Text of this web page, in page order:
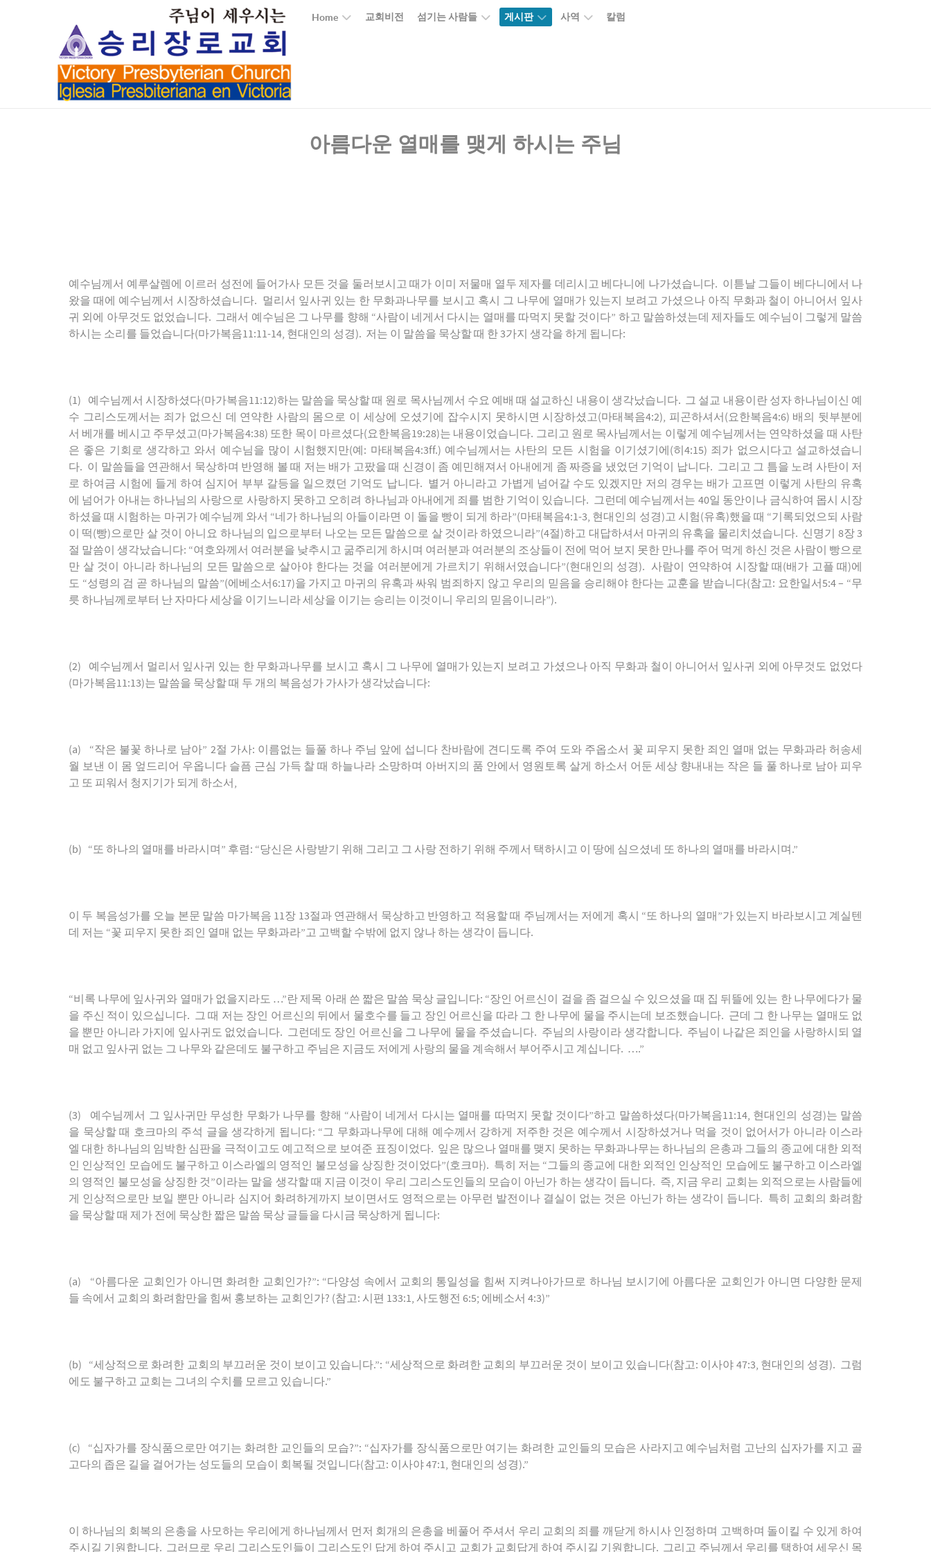
Home 교회비전 섬기는 사람들 게시판 사역 칼럼
아름다운 열매를 맺게 하시는 주님
예수님께서 예루살렘에 이르러 성전에 들어가사 모든 것을 둘러보시고 때가 이미 저물매 열두 제자를 데리시고 베다니에 나가셨습니다. 이튿날 그들이 베다니에서 나
왔을 때에 예수님께서 시장하셨습니다. 멀리서 잎사귀 있는 한 무화과나무를 보시고 혹시 그 나무에 열매가 있는지 보려고 가셨으나 아직 무화과 철이 아니어서 잎사
귀 외에 아무것도 없었습니다. 그래서 예수님은 그 나무를 향해 “사람이 네게서 다시는 열매를 따먹지 못할 것이다” 하고 말씀하셨는데 제자들도 예수님이 그렇게 말씀
하시는 소리를 들었습니다(마가복음11:11-14, 현대인의 성경). 저는 이 말씀을 묵상할때 한3가지 생각을 하게 됩니다:
(1) 예수님께서 시장하셨다(마가복음11:12)하는 말씀을 묵상할때 원로 목사님께서 수요 예배 때 설교하신 내용이 생각났습니다. 그 설교 내용이란 성자하나님이신 예
수 그리스도께서는 죄가 없으신 데 연약한 사람의 몸으로 이 세상에 오셨기에 잡수시지 못하시면 시장하셨고(마태복음4:2), 피곤하셔서 (요한복음4:6) 배의 뒷부분에
서 베개를 베시고 주무셨고(마가복음4:38) 또한 목이 마르셨다(요한복음19:28)는 내용이었습니다. 그리고 원로 목사님께서는 이렇게 예수님께서는 연약하셨을 때 사탄
은 좋은 기회로 생각하고 와서 예수님을 많이 시험했지만(예 : 마태복음4:3ff.) 예수님께서는 사탄의 모든 시험을 이기셨기에 (히4:15) 죄가 없으시다고 설교하셨습니
다. 이 말씀들을 연관해서 묵상하며 반영해 볼 때 저는 배가 고팠을 때 신경이 좀 예민해져서 아내에게 좀 짜증을 냈었던 기억이 납니다. 그리고 그 틈을 노려 사탄이
저
로 하여금 시험에 들게 하여 심지어 부부 갈등을 일으켰던 기억도 납니다. 별거 아니라고 가볍게 넘어갈 수도 있겠지만 저의 경우는 배가 고프면 이렇게 사탄의 유혹
에 넘어가 아내는 하나님의 사랑으로 사랑하지 못하고 오히려 하나님과 아내에게 죄를 범한 기억이 있습니다. 그런데 예수님께서는 40일 동안이나 금식하여 몹시 시장
하셨을 때 시험하는 마귀가 예수님께 와서 “네가하나님의 아들이라면 이 돌을 빵이 되게 하라”(마태복음4:1-3, 현대인의 성경)고 시험(유혹)했을 때 “기록되었으되 사람
이
떡(빵)으로만 살 것이 아니요 하나님의 입으로부터 나오는 모든 말씀으로 살 것이라하였으니라”(4절)하고 대답하셔서 마귀의 유혹을 물리치셨습니다. 신명기 8장3
절 말씀이 생각났습니다: “여호와께서 여러분을 낮추시고 굶주리게 하시며 여러분과 여러분의 조상들이 전에 먹어 보지 못한 만나를 주어 먹게 하신 것은 사람이
빵으로
만 살 것이 아니라 하나님의 모든 말씀으로 살아야 한다는 것을 여러분에게 가르치기 위해서였습니다”(현대인의 성경). 사람이 연약하여 시장할 때 (배가 고플 때 )에
도 “성령의 검 곧 하나님의 말씀”(에베소서6:17)을 가지고 마귀의 유혹과 싸워 범죄하지 않고 우리의 믿음을 승리해야 한다는 교훈을 받습니다(참고: 요한일서5:4 – “무
릇 하나님께로부터 난 자마다세상을 이기느니라세상을 이기는 승리는 이것이니 우리의 믿음이니라”).
(2) 예수님께서 멀리서 잎사귀 있는 한 무화과나무를 보시고 혹시 그 나무에 열매가 있는지 보려고 가셨으나 아직 무화과 철이 아니어서 잎사귀 외에 아무것도 없었다
(마가복음11:13)는 말씀을 묵상할때 두 개의 복음성가 가사가생각났습니다:
(a) “작은 불꽃 하나로 남아” 2절 가사: 이름없는 들풀 하나 주님 앞에 섭니다 찬바람에 견디도록 주여 도와 주옵소서 꽃 피우지 못한 죄인 열매 없는 무화과라 허송세
월 보낸 이 몸 엎드리어 우옵니다 슬픔 근심 가득 찰 때 하늘나라 소망하며 아버지의 품 안에서 영원토록 살게 하소서 어둔 세상 향내내는 작은 들 풀 하나로 남아 피우
고 또 피워서 청지기가 되게 하소서 ,
(b) “또 하나의 열매를 바라시며 ” 후렴: “당신은 사랑받기 위해 그리고 그 사랑 전하기 위해 주께서 택하시고 이 땅에 심으셨네 또 하나의 열매를 바라시며 .”
이 두 복음성가를 오늘 본문 말씀 마가복음 11장 13절과 연관해서 묵상하고 반영하고 적용할때 주님께서는 저에게 혹시 “또 하나의 열매 ”가 있는지 바라보시고 계실텐
데 저는 “꽃 피우지 못한 죄인 열매 없는 무화과라”고 고백할 수밖에 없지 않나하는 생각이 듭니다.
“비록 나무에 잎사귀와 열매가 없을지라도 …”란제목 아래 쓴 짧은 말씀 묵상 글입니다: “장인 어르신이 걸을 좀 걸으실 수 있으셨을 때 집 뒤뜰에 있는 한 나무에다가 물
을 주신 적이 있으십니다. 그 때 저는 장인 어르신의 뒤에서 물호수를 들고 장인 어르신을 따라 그 한 나무에 물을 주시는데 보조했습니다. 근데 그 한 나무는 열매도 없
을 뿐만 아니라 가지에 잎사귀도 없었습니다. 그런데도 장인 어르신을 그 나무에 물을 주셨습니다. 주님의 사랑이라 생각합니다. 주님이 나같은 죄인을 사랑하시되 열
매 없고 잎사귀 없는 그 나무와 같은데도 불구하고 주님은 지금도 저에게 사랑의 물을 계속해서 부어주시고 계십니다. ….”
(3) 예수님께서 그 잎사귀만 무성한 무화가 나무를 향해 “사람이 네게서 다시는 열매를 따먹지 못할 것이다”하고 말씀하셨다(마가복음11:14, 현대인의 성경)는 말씀
을 묵상할 때 호크마의 주석 글을 생각하게 됩니다: “그 무화과나무에 대해 예수께서 강하게 저주한 것은 예수께서 시장하셨거나 먹을 것이 없어서가 아니라 이스라
엘 대한 하나님의 임박한 심판을 극적이고도 예고적으로 보여준 표징이었다. 잎은 많으나 열매를 맺지 못하는 무화과나무는 하나님의 은총과 그들의 종교에 대한 외적
인 인상적인 모습에도 불구하고 이스라엘의 영적인 불모성을 상징한 것이었다”(호크마). 특히 저는 “그들의 종교에 대한 외적인 인상적인 모습에도 불구하고 이스라엘
의 영적인 불모성을 상징한 것”이라는 말을 생각할때 지금 이것이 우리 그리스도인들의 모습이 아닌가 하는 생각이 듭니다. 즉, 지금 우리 교회는 외적으로는 사람들에
게
인상적으로만 보일 뿐만 아니라 심지어 화려하게까지 보이면서도 영적으로는 아무런 발전이나 결실이 없는 것은 아닌가 하는 생각이 듭니다. 특히 교회의 화려함
을 묵상할때 제가 전에 묵상한 짧은 말씀 묵상 글들을 다시금 묵상하게 됩니다:
(a) “아름다운 교회인가 아니면 화려한 교회인가?”: “다양성 속에서 교회의 통일성을 힘써 지켜나아가므로 하나님 보시기에 아름다운 교회인가 아니면 다양한 문제
들 속에서 교회의 화려함만을 힘써 홍보하는 교회인가? (참고: 시편 133:1, 사도행전 6:5; 에베소서 4:3)”
(b) “세상적으로 화려한 교회의 부끄러운 것이 보이고 있습니다.”: “세상적으로 화려한 교회의 부끄러운 것이 보이고 있습니다(참고: 이사야 47:3, 현대인의 성경). 그럼
에도 불구하고 교회는 그녀의 수치를 모르고 있습니다.”
(c) “십자가를 장식품으로만 여기는 화려한 교인들의 모습?”: “십자가를 장식품으로만 여기는 화려한 교인들의 모습은 사라지고 예수님처럼 고난의 십자가를 지고 골
고다의 좁은 길을 걸어가는 성도들의 모습이 회복될 것입니다(참고: 이사야47:1, 현대인의 성경).”
이 하나님의 회복의 은총을 사모하는 우리에게 하나님께서 먼저 회개의 은총을 베풀어 주셔서 우리 교회의 죄를 깨닫게 하시사 인정하며 고백하며 돌이킬 수 있게 하여
주시길 기원합니다. 그러므로 우리 그리스도인들이 그리스도인 답게 하여 주시고 교회가 교회답게 하여 주시길 기원합니다. 그리고 주님께서 우리를 택하여 세우신 목